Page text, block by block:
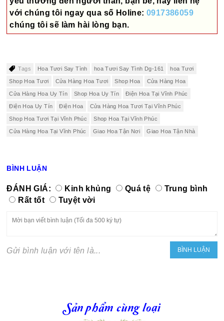
với chúng tôi ngay qua số Holine:0917386059
chúng tôi sẽ làm hài lòng bạn.
Tags Hoa Tươi Say Tình hoa Tươi Say Tình Dg-161 hoa Tươi
Shop Hoa Tươi Cửa Hàng Hoa Tươi Shop Hoa Cửa Hàng Hoa
Cửa Hàng Hoa Uy Tín Shop Hoa Uy Tín Điện Hoa Tại Vĩnh Phúc
Điện Hoa Uy Tín Điện Hoa Cửa Hàng Hoa Tươi Tại Vĩnh Phúc
Shop Hoa Tươi Tại Vĩnh Phúc Shop Hoa Tại Vĩnh Phúc
Cửa Hàng Hoa Tại Vĩnh Phúc Giao Hoa Tận Nơi Giao Hoa Tận Nhà
BÌNH LUẬN
ĐÁNH GIÁ: Kinh khủng Quá tệ
Trung bình
Rất tốt
Tuyệt vời
Gửi bình luận với tên là...
Sản phẩm cùng loại